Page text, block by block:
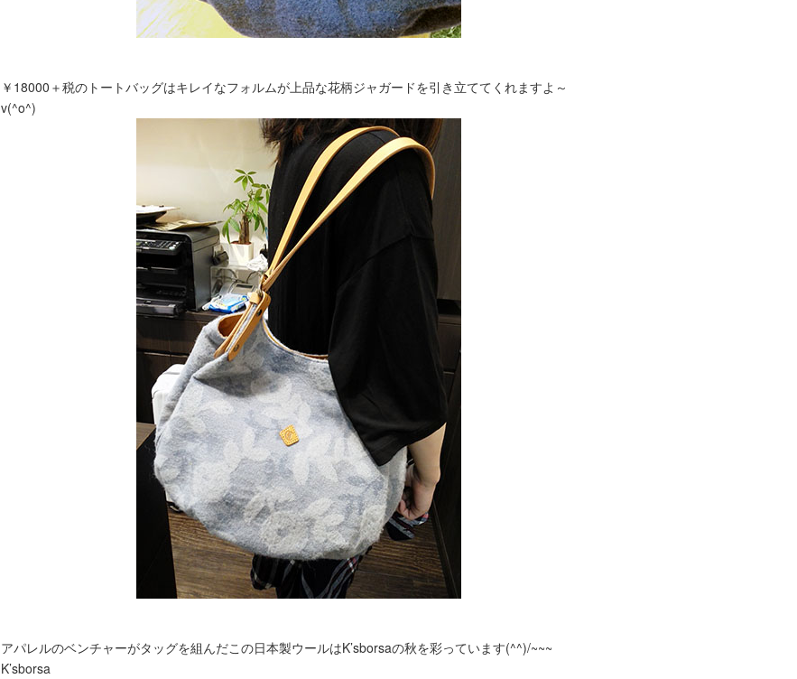
￥18000＋税のトートバッグはキレイなフォルムが上品な花柄ジャガードを引き立ててくれますよ～
v(^o^)
アパレルのベンチャーがタッグを組んだこの日本製ウールはK’sborsaの秋を彩っています(^^)/~~~
K’sborsa